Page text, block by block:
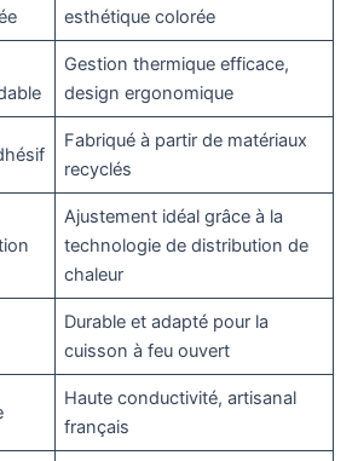
esthétique colorée
Gestion thermique efficace,
design ergonomique
Fabriqué à partir de matériaux
recyclés
Ajustement idéal grâce à la
technologie de distribution de
chaleur
Durable et adapté pour la
cuisson à feu ouvert
Haute conductivité, artisanal
français